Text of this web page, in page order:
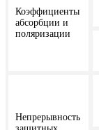
Коэффициенты
абсорбции и
поляризации
Непрерывность
защитных